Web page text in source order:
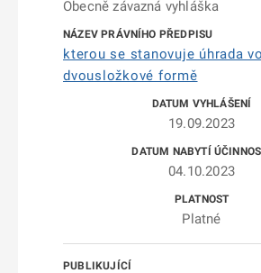
Obecně závazná vyhláška
kterou se stanovuje úhrada
dvousložkové formě
19.09.2023
04.10.2023
Platné